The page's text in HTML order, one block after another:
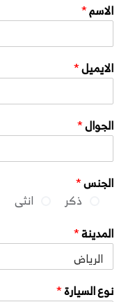
الاسم*
الايميل*
الجوال*
الجنس*
ذكر
انثى
المدينة*
نوع السيارة*